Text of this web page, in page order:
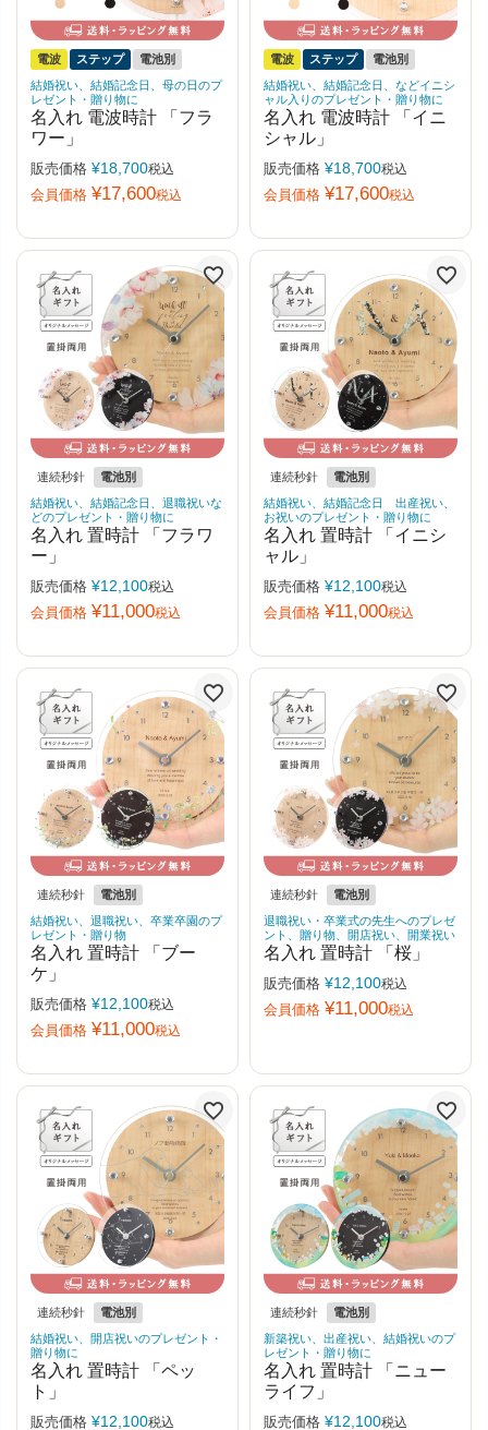
電波 ステップ
電池別
結婚祝い、結婚記念日、母の日のプ
レゼント・贈り物に
名入れ 電波時計 「フラ
ワー」
販売価格 ¥18,700税込
会員価格 ¥17,600税込
電波 ステップ
電池別
結婚祝い、結婚記念日、などイニシ
ャル入りのプレゼント・贈り物に
名入れ 電波時計 「イニ
シャル」
販売価格 ¥18,700税込
会員価格 ¥17,600税込
連続秒針
電池別
結婚祝い、結婚記念日、退職祝いな
どのプレゼント・贈り物に
名入れ 置時計 「フラワ
ー」
販売価格 ¥12,100税込
会員価格 ¥11,000税込
連続秒針
電池別
結婚祝い、結婚記念日 出産祝い、
お祝いのプレゼント・贈り物に
名入れ 置時計 「イニシ
ャル」
販売価格 ¥12,100税込
会員価格 ¥11,000税込
連続秒針
電池別
結婚祝い、退職祝い、卒業卒園のプ
レゼント・贈り物
名入れ 置時計 「ブー
ケ」
販売価格 ¥12,100税込
会員価格 ¥11,000税込
連続秒針
電池別
退職祝い・卒業式の先生へのプレゼ
ント、贈り物、開店祝い、開業祝い
名入れ 置時計 「桜」
販売価格 ¥12,100税込
会員価格 ¥11,000税込
連続秒針
電池別
結婚祝い、開店祝いのプレゼント・
贈り物に
名入れ 置時計 「ペッ
ト」
販売価格 ¥12,100税込
連続秒針
電池別
新築祝い、出産祝い、結婚祝いのプ
レゼント・贈り物に
名入れ 置時計 「ニュー
ライフ」
販売価格 ¥12,100税込